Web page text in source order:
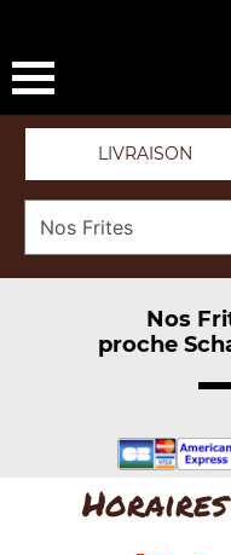
LIVRAISON
Nos
proche